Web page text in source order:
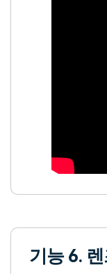
기능 6.